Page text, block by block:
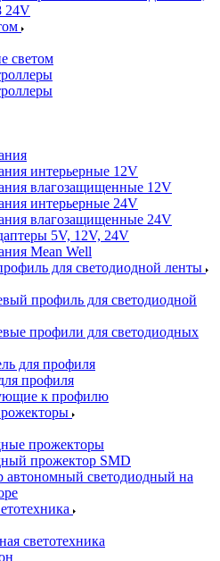
24V
светом
интерьерные 12V
влагозащищенные 12V
интерьерные 24V
влагозащищенные 24V
5V, 12V, 24V
Mean Well
для светодиодной ленты
профиль для светодиодной
профили для светодиодных
для профиля
профиля
к профилю
прожекторы
прожектор SMD
автономный светодиодный на
светотехника